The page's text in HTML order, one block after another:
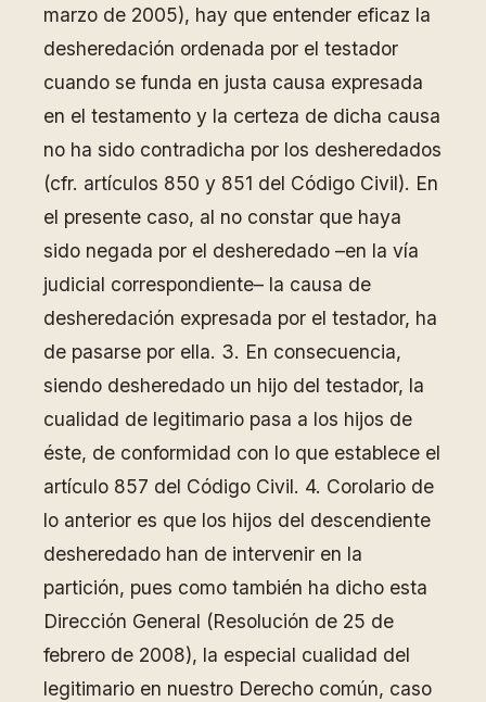
marzo de 2005), hay que entender eficaz la
desheredación ordenada por el testador
cuando se funda en justa causa expresada
en el testamento y la certeza de dicha causa
no ha sido contradicha por los desheredados
(cfr. artículos 850 y 851 del Código Civil). En
el presente caso, al no constar que haya
sido negada por el desheredado –en la vía
judicial correspondiente– la causa de
desheredación expresada por el testador, ha
de pasarse por ella. 3. En consecuencia,
siendo desheredado un hijo del testador, la
cualidad de legitimario pasa a los hijos de
éste, de conformidad con lo que establece el
artículo 857 del Código Civil. 4. Corolario de
lo anterior es que los hijos del descendiente
desheredado han de intervenir en la
partición, pues como también ha dicho esta
Dirección General (Resolución de 25 de
febrero de 2008), la especial cualidad del
legitimario en nuestro Derecho común, caso